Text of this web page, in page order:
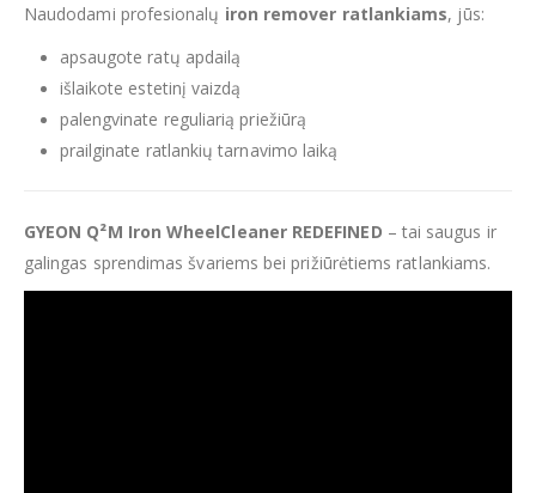
Naudodami profesionalų iron remover ratlankiams, jūs:
apsaugote ratų apdailą
išlaikote estetinį vaizdą
palengvinate reguliarią priežiūrą
prailginate ratlankių tarnavimo laiką
GYEON Q²M Iron WheelCleaner REDEFINED – tai saugus ir
galingas sprendimas švariems bei prižiūrėtiems ratlankiams.